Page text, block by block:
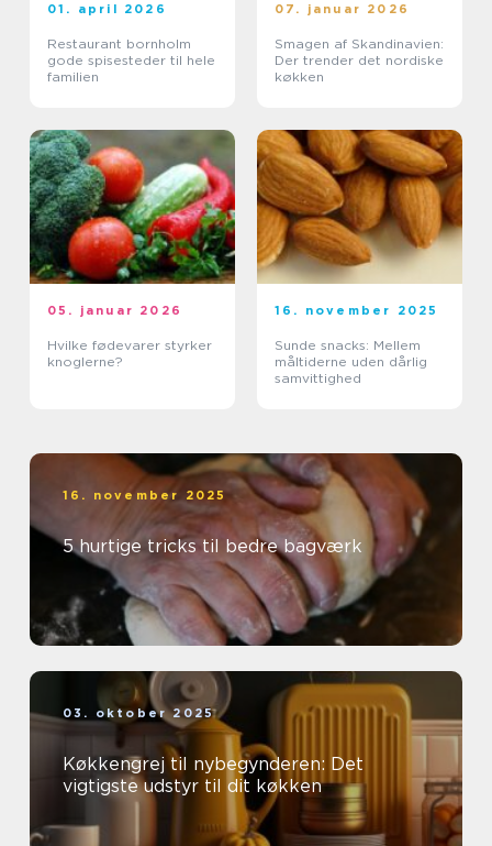
01. april 2026
Restaurant bornholm
gode spisesteder til hele
familien
07. januar 2026
Smagen af Skandinavien:
Der trender det nordiske
køkken
05. januar 2026
Hvilke fødevarer styrker
knoglerne?
16. november 2025
Sunde snacks: Mellem
måltiderne uden dårlig
samvittighed
16. november 2025
5 hurtige tricks til bedre bagværk
03. oktober 2025
Køkkengrej til nybegynderen: Det
vigtigste udstyr til dit køkken